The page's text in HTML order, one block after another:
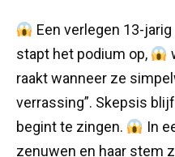
Een verlegen 13-
stapt het podium op,
raakt wanneer ze
verrassing”. Skepsis
begint te zingen.
In
zenuwen en haar stem